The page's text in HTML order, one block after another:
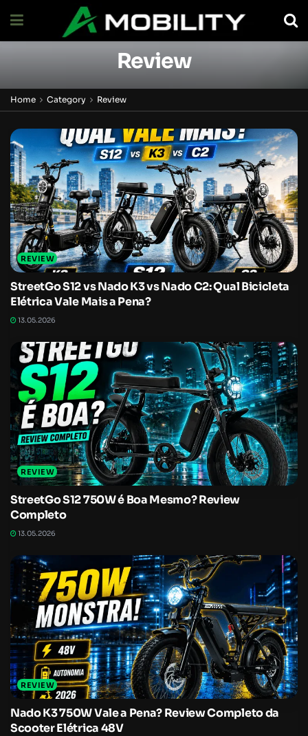
Review
Home Category Review
REVIEW
StreetGo S12 vs Nado K3 vs Nado C2: Qual Bicicleta
Elétrica Vale Mais a Pena?
13.05.2026
REVIEW
StreetGo S12 750W é Boa Mesmo? Review
Completo
13.05.2026
REVIEW
Nado K3 750W Vale a Pena? Review Completo da
Scooter Elétrica 48V